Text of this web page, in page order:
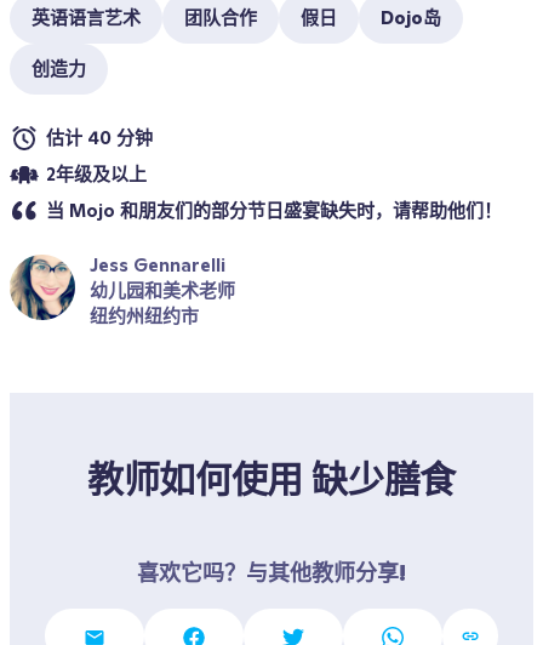
英语语言艺术 团队合作 假日 Dojo岛
创造力
估计 40 分钟
2年级及以上
当 Mojo 和朋友们的部分节日盛宴缺失时，请帮助他们！
Jess Gennarelli
幼儿园和美术老师
纽约州纽约市
教师如何使用 缺少膳食
喜欢它吗？与其他教师分享!